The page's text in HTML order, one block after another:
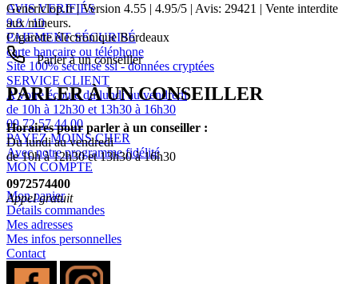
AVIS VERIFIÉS
9.8 / 10
PAIEMENT SÉCURISÉ
carte bancaire ou téléphone
Site 100% sécurisé ssl - données cryptées
SERVICE CLIENT
A votre écoute du lundi au vendredi
de 10h à 12h30 et 13h30 à 16h30
09 72 57 44 00
PAYEZ MOINS CHER
Avec notre programme fidélité
MON COMPTE
Mon panier
Détails commandes
Mes adresses
Mes infos personnelles
Contact
Genericlop.fr|Version 4.55 | 4.95/5 | Avis: 29421 | Vente interdite
aux mineurs.
Cigarette électronique Bordeaux
Parler à un conseiller
PARLER À UN CONSEILLER
Horaires pour parler à un conseiller :
Du lundi au vendredi
de 10h à 12h30 et 13h30 à 16h30
0972574400
Appel gratuit